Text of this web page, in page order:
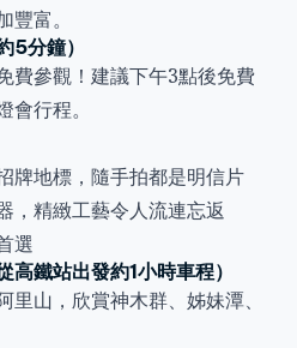
富。
5分鐘）
費參觀！建議下午3點後免費
行程。
牌地標，隨手拍都是明信片
，精緻工藝令人流連忘返
選
鐵站出發約1小時車程）
山，欣賞神木群、姊妹潭、